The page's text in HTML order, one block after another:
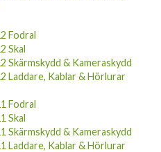
Fodral
Skal
Skärmskydd & Kameraskydd
Laddare, Kablar & Hörlurar
Fodral
Skal
Skärmskydd & Kameraskydd
Laddare, Kablar & Hörlurar